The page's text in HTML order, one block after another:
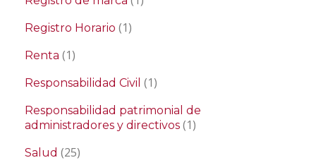
Registro Horario (1)
Renta (1)
Responsabilidad Civil (1)
Responsabilidad patrimonial de
administradores y directivos (1)
Salud (25)